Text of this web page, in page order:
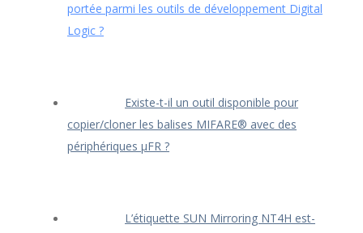
portée parmi les outils de développement Digital
Logic ?
Existe-t-il un outil disponible pour
copier/cloner les balises MIFARE® avec des
périphériques μFR ?
L’étiquette SUN Mirroring NT4H est-